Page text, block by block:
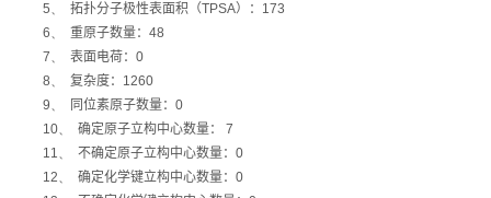
5、
拓扑分子极性表面积（TPSA）： 173
6、
重原子数量： 48
7、
表面电荷： 0
8、
复杂度： 1260
9、
同位素原子数量： 0
10、
确定原子立构中心数量：
7
11、
不确定原子立构中心数量： 0
12、
确定化学键立构中心数量： 0